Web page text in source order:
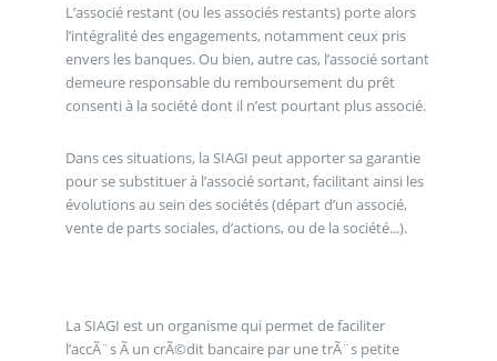
L’associé restant (ou les associés restants) porte alors
l’intégralité des engagements, notamment ceux pris
envers les banques. Ou bien, autre cas, l’associé sortant
demeure responsable du remboursement du prêt
consenti à la société dont il n’est pourtant plus associé.
Dans ces situations, la SIAGI peut apporter sa garantie
pour se substituer à l’associé sortant, facilitant ainsi les
évolutions au sein des sociétés (départ d’un associé,
vente de parts sociales, d’actions, ou de la société...).
La SIAGI est un organisme qui permet de faciliter
l’accÃ¨s Ã un crÃ©dit bancaire par une trÃ¨s petite